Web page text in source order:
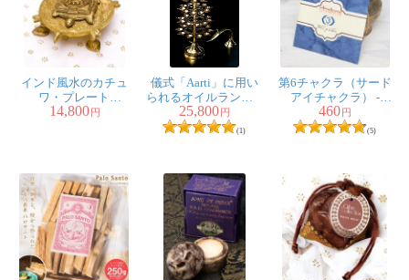
★ ★
スーッと通る様な爽やかな香りでした。
クセがない香りなのでキツイ香りが苦手な人にはオスス
★★★★★チャクラ様
このヒマラヤのお香は数あるなかでも私の1番のお気に
インド風水のカチュ
ワ・プレート
（kachwa plate）
14,800 円
儀式「Aarti」に用い
られるオイルランプ 7
段【45cm】
25,800 円
(1)
第6チャクラ（サード
アイチャクラ） -
Chakra Collection【サ
シェ】
460 円
(5)